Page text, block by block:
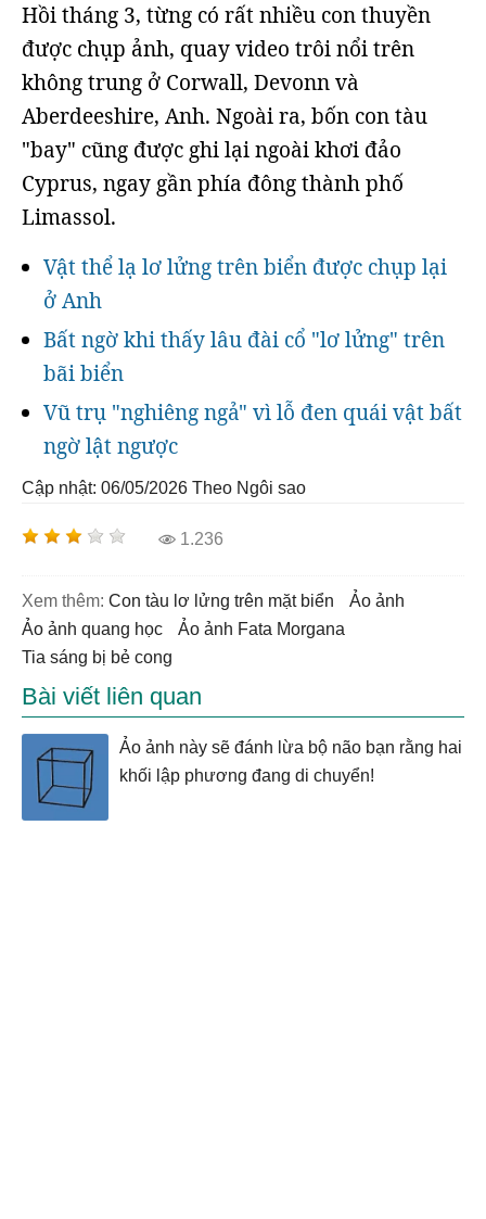
Hồi tháng 3, từng có rất nhiều con thuyền
được chụp ảnh, quay video trôi nổi trên
không trung ở Corwall, Devonn và
Aberdeeshire, Anh. Ngoài ra, bốn con tàu
"bay" cũng được ghi lại ngoài khơi đảo
Cyprus, ngay gần phía đông thành phố
Limassol.
Vật thể lạ lơ lửng trên biển được chụp lại
ở Anh
Bất ngờ khi thấy lâu đài cổ "lơ lửng" trên
bãi biển
Vũ trụ "nghiêng ngả" vì lỗ đen quái vật bất
ngờ lật ngược
Cập nhật: 06/05/2026 Theo Ngôi sao
1.236
Xem thêm: con tàu lơ lửng trên mặt biển
ảo ảnh
ảo ảnh quang học
ảo ảnh Fata Morgana
tia sáng bị bẻ cong
Bài viết liên quan
Ảo ảnh này sẽ đánh lừa bộ não bạn rằng hai
khối lập phương đang di chuyển!